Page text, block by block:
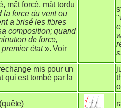
mât forcé, mât tordu
la force du vent ou
a brisé les fibres
composition; quand
de force,
état». Voir
"
mis pour un
qui est tombé par la